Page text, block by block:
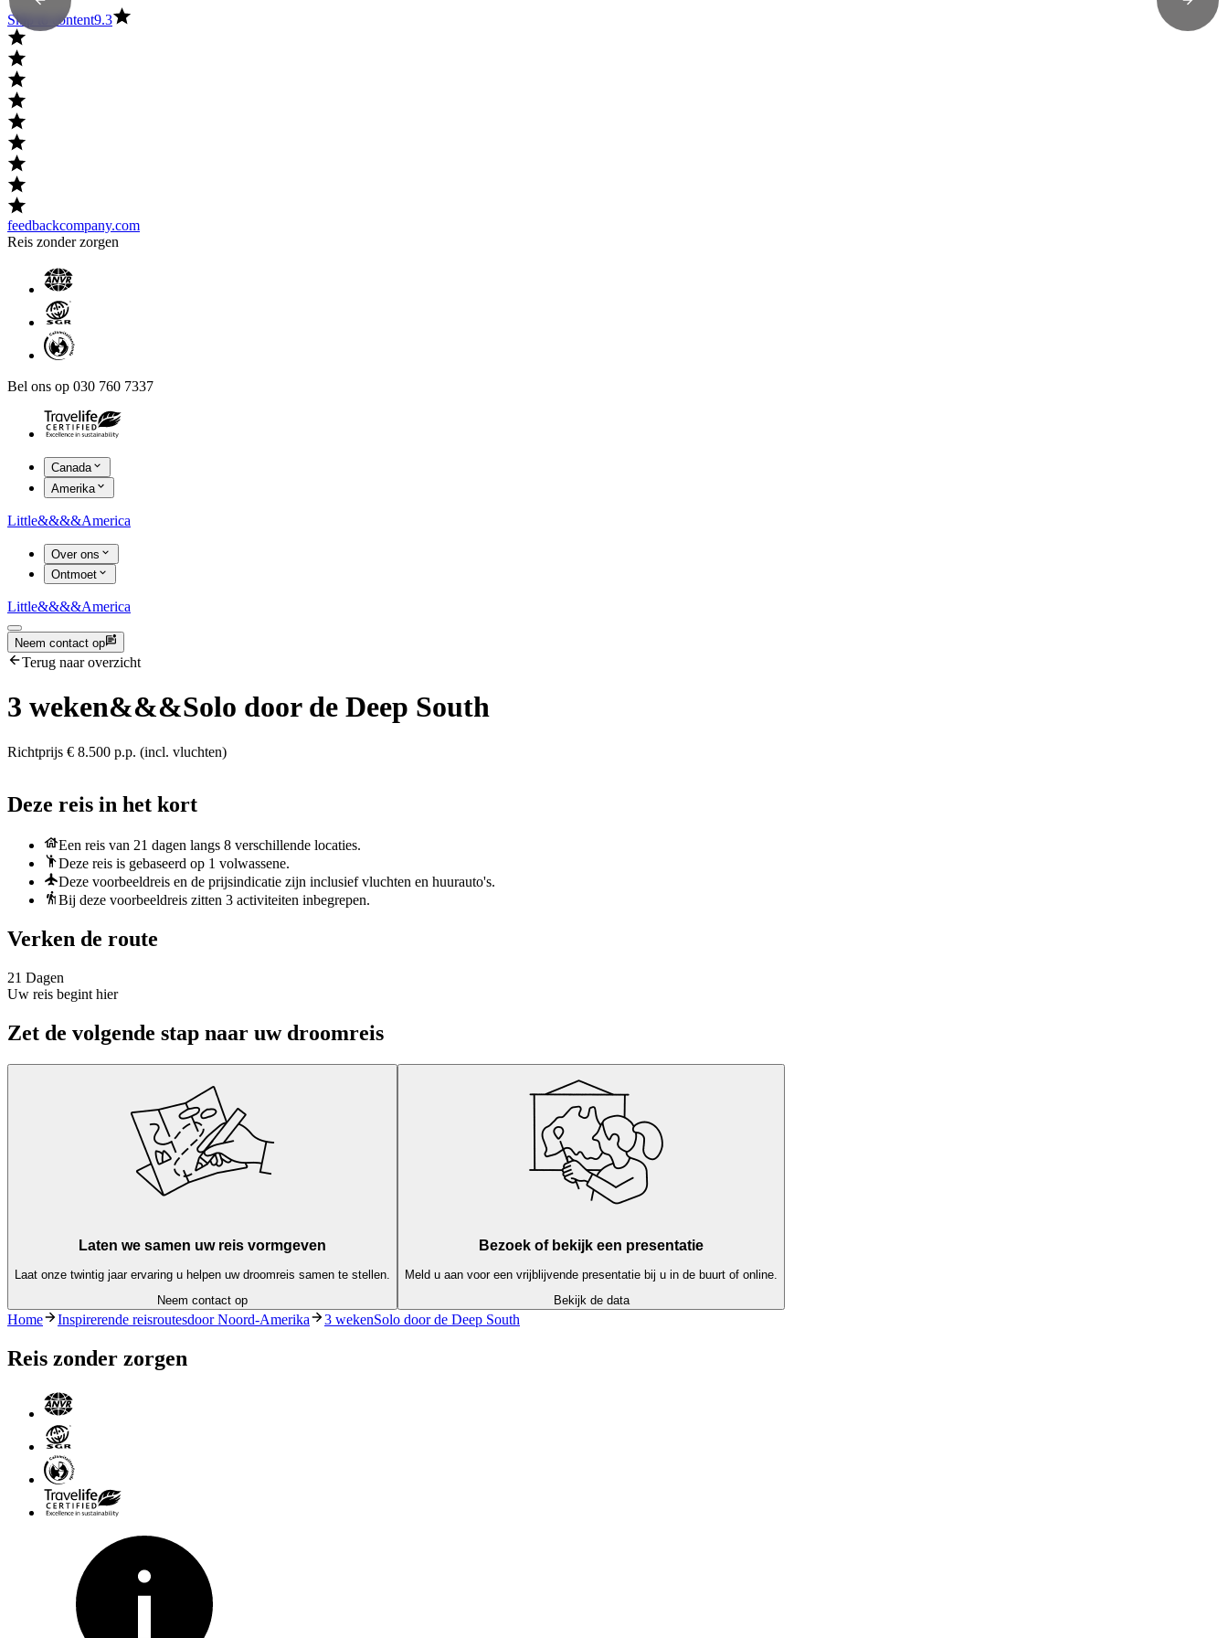
Skip to content9.3
feedbackcompany.com
Reis zonder zorgen
Bel ons op 030 760 7337
Canada
Amerika
Little&&&&America
Over ons
Ontmoet
Little&&&&America
Neem contact op
Terug naar overzicht
3 weken&&&Solo door de Deep South
Richtprijs € 8.500 p.p. (incl. vluchten)
Deze reis in het kort
Een reis van 21 dagen langs 8 verschillende locaties.
Deze reis is gebaseerd op 1 volwassene.
Deze voorbeeldreis en de prijsindicatie zijn inclusief vluchten en huurauto's.
Bij deze voorbeeldreis zitten 3 activiteiten inbegrepen.
Verken de route
21 Dagen
Uw reis begint hier
Zet de volgende stap naar uw droomreis
Laten we samen uw reis vormgeven
Laat onze twintig jaar ervaring u helpen uw droomreis samen te stellen.
Neem contact op
Bezoek of bekijk een presentatie
Meld u aan voor een vrijblijvende presentatie bij u in de buurt of online.
Bekijk de data
Home Inspirerende reisroutesdoor Noord-Amerika 3 wekenSolo door de Deep South
Reis zonder zorgen